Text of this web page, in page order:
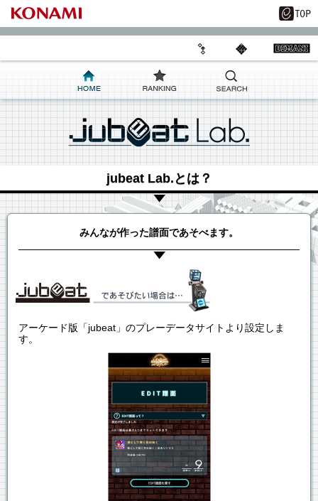
jubeat Lab.とは？
みんなが作った譜面であそべます。
アーケード版「jubeat」のプレーデータサイトより設定しま
す。